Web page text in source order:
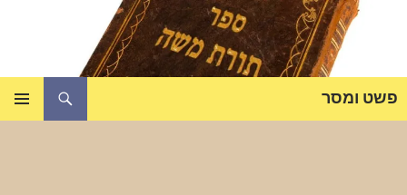
פשט ומסר